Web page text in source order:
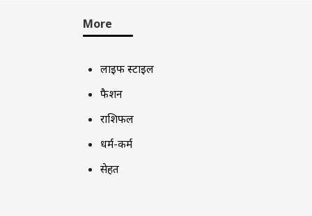
More
लाइफ स्टाइल
फैशन
राशिफल
धर्म-कर्म
सेहत